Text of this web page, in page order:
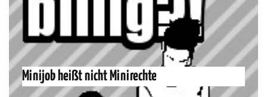
Minijob heißt nicht Minirechte